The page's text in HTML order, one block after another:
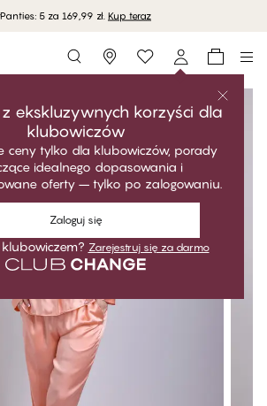
5 za 169,99 zł. Kup teraz
Storefinder
ekskluzywnych korzyści dla
klubowiczów
ceny tylko dla klubowiczów, porady
idealnego dopasowania i
oferty – tylko po zalogowaniu.
Zaloguj się
klubowiczem? Zarejestruj się za darmo